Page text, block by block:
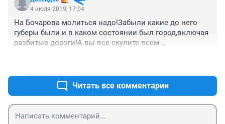
4 июля 2019, 17:04
На Бочарова молиться надо!Забыли какие до него
губеры были и в каком состоянии был город,включая
разбитые дороги!А вы все скулите всем
Читать все комментарии